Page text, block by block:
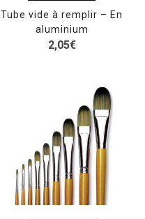
Tube vide à remplir – En
aluminium
2,05€